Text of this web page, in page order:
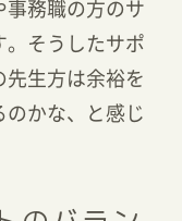
務職の方のサ
そうしたサポ
生方は余裕を
かな、と感じ